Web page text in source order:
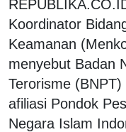
Koordinator
Keamanan
menyebut Badan
Terorisme
afiliasi Pondok
Negara Islam